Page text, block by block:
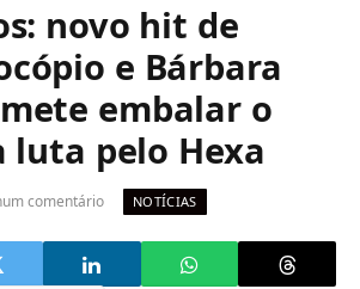
novo hit de
e Bárbara
embalar o
luta pelo Hexa
comentário NOTÍCIAS